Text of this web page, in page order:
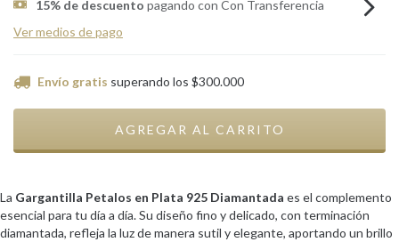
15% de descuento pagando con Con Transferencia
Ver medios de pago
Envío gratis superando los $300.000
La Gargantilla Petalos en Plata 925 Diamantada es el complemento
esencial para tu día a día. Su diseño fino y delicado, con terminación
diamantada, refleja la luz de manera sutil y elegante, aportando un brillo